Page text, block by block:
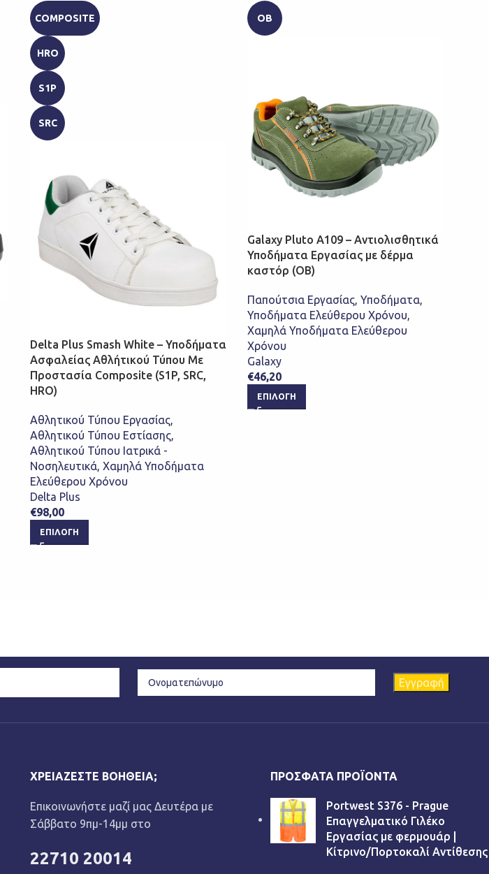
COMPOSITE
HRO
S1P
SRC
Delta Plus Smash White – Υποδήματα
Ασφαλείας Αθλήτικού Τύπου Με
Προστασία Composite (S1P, SRC,
HRO)
Αθλητικού Τύπου Εργασίας,
Αθλητικού Τύπου Εστίασης,
Αθλητικού Τύπου Ιατρικά -
Νοσηλευτικά, Χαμηλά Υποδήματα
Ελεύθερου Χρόνου
Delta Plus
€98,00
ΕΠΙΛΟΓΉ
OB
Galaxy Pluto A109 – Αντιολισθητικά
Υποδήματα Εργασίας με δέρμα
καστόρ (OB)
Παπούτσια Εργασίας, Υποδήματα,
Υποδήματα Ελεύθερου Χρόνου,
Χαμηλά Υποδήματα Ελεύθερου
Χρόνου
Galaxy
€46,20
ΕΠΙΛΟΓΉ
ΧΡΕΙΆΖΕΣΤΕ ΒΟΉΘΕΙΑ;
Επικοινωνήστε μαζί μας Δευτέρα με
Σάββατο 9πμ-14μμ στο
22710 20014
ΠΡΌΣΦΑΤΑ ΠΡΟΪΌΝΤΑ
Portwest S376 - Prague
Επαγγελματικό Γιλέκο
Εργασίας με φερμουάρ |
Κίτρινο/Πορτοκαλί Αντίθεσης